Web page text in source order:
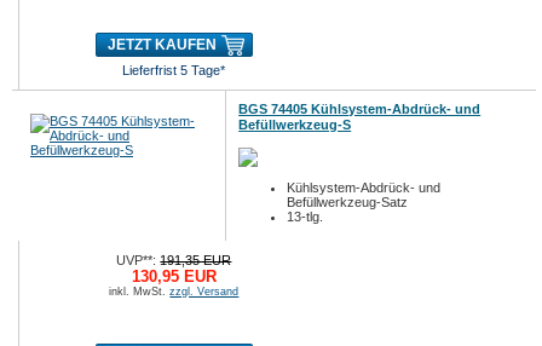
JETZT KAUFEN
Lieferfrist 5 Tage*
BGS 74405 Kühlsystem-Abdrück- und
Befüllwerkzeug-S
Kühlsystem-Abdrück- und
Befüllwerkzeug-Satz
13-tlg.
UVP**:191,35 EUR
130,95 EUR
inkl. MwSt.zzgl. Versand